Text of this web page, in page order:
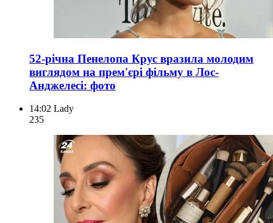
52-річна Пенелопа Крус вразила молодим
виглядом на прем'єрі фільму в Лос-
Анджелесі: фото
14:02 Lady
235